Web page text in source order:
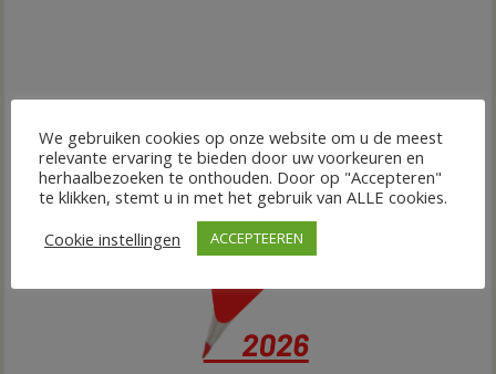
We gebruiken cookies op onze website om u de meest
relevante ervaring te bieden door uw voorkeuren en
herhaalbezoeken te onthouden. Door op "Accepteren"
te klikken, stemt u in met het gebruik van ALLE cookies.
Cookie instellingen
ACCEPTEEREN